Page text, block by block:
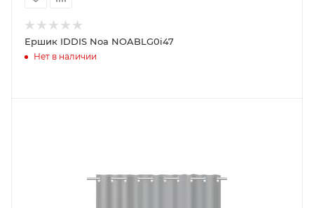
Ершик IDDIS Noa NOABLG0i47
Нет в наличии